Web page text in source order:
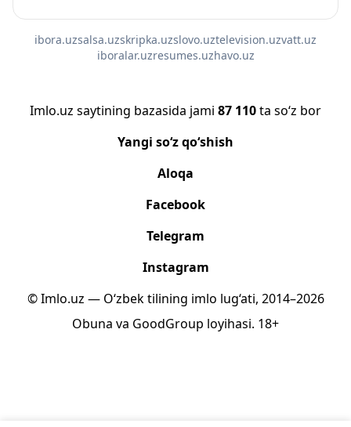
ibora.uzsalsa.uzskripka.uzslovo.uztelevision.uzvatt.uz
iboralar.uzresumes.uzhavo.uz
Imlo.uz saytining bazasida jami 87 110ta so‘z bor
Yangi so‘z qo‘shish
Aloqa
Facebook
Telegram
Instagram
© Imlo.uz — O‘zbek tilining imlo lug‘ati, 2014–2026
Obuna va GoodGroup loyihasi. 18+